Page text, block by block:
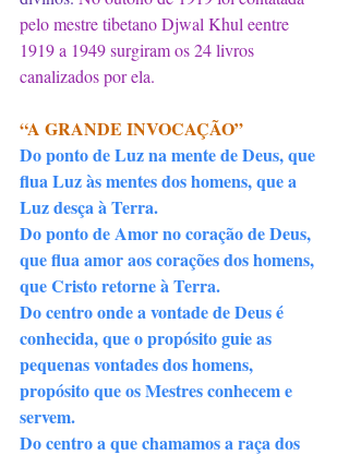
pelo mestre tibetano Djwal Khul eentre
1919 a 1949 surgiram os 24 livros
canalizados por ela.
“A GRANDE INVOCAÇÃO”
Do ponto de Luz na mente de Deus, que
flua Luz às mentes dos homens, que a
Luz desça à Terra.
Do ponto de Amor no coração de Deus,
que flua amor aos corações dos homens,
que Cristo retorne à Terra.
Do centro onde a vontade de Deus é
conhecida, que o propósito guie as
pequenas vontades dos homens,
propósito que os Mestres conhecem e
servem.
Do centro a que chamamos a raça dos